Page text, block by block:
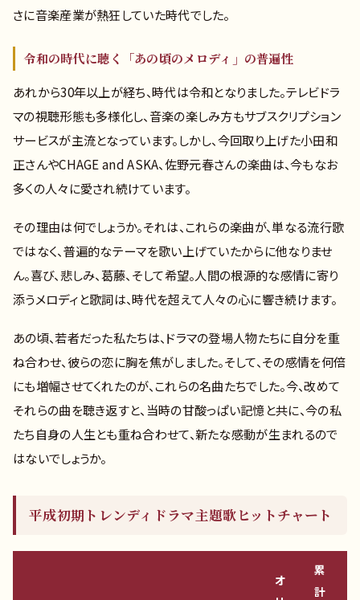
さに音楽産業が熱狂していた時代でした。
令和の時代に聴く「あの頃のメロディ」の普遍性
あれから30年以上が経ち、時代は令和となりました。テレビドラ
マの視聴形態も多様化し、音楽の楽しみ方もサブスクリプション
サービスが主流となっています。しかし、今回取り上げた小田和
正さんやCHAGE and ASKA、佐野元春さんの楽曲は、今もなお
多くの人々に愛され続けています。
その理由は何でしょうか。それは、これらの楽曲が、単なる流行歌
ではなく、普遍的なテーマを歌い上げていたからに他なりませ
ん。喜び、悲しみ、葛藤、そして希望。人間の根源的な感情に寄り
添うメロディと歌詞は、時代を超えて人々の心に響き続けます。
あの頃、若者だった私たちは、ドラマの登場人物たちに自分を重
ね合わせ、彼らの恋に胸を焦がしました。そして、その感情を何倍
にも増幅させてくれたのが、これらの名曲たちでした。今、改めて
それらの曲を聴き返すと、当時の甘酸っぱい記憶と共に、今の私
たち自身の人生とも重ね合わせて、新たな感動が生まれるので
はないでしょうか。
平成初期トレンディドラマ主題歌ヒットチャート
オ
累
計